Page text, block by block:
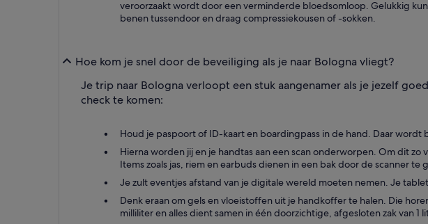
veroorzaakt wordt door een verminderde bloedsomloop. Gelukkig
benen tussendoor en draag compressiekousen of -sokken.
Hoe kom je snel door de beveiliging als je naar Bologna vliegt?
Je trip naar Bologna verloopt een stuk aangenamer als je jezelf
check te komen:
Houd je paspoort of ID-kaart en boardingpass in de hand. Daar wordt
Hierna worden jij en je handtas aan een scan onderworpen. Om dit
Items zoals jas, riem en earbuds dienen in een bak door de scanner te
Je zult eventjes afstand van je digitale wereld moeten nemen. Je
Denk eraan om gels en vloeistoffen uit je handkoffer te halen. Die
milliliter en alles dient samen in één doorzichtige, afgesloten zak van